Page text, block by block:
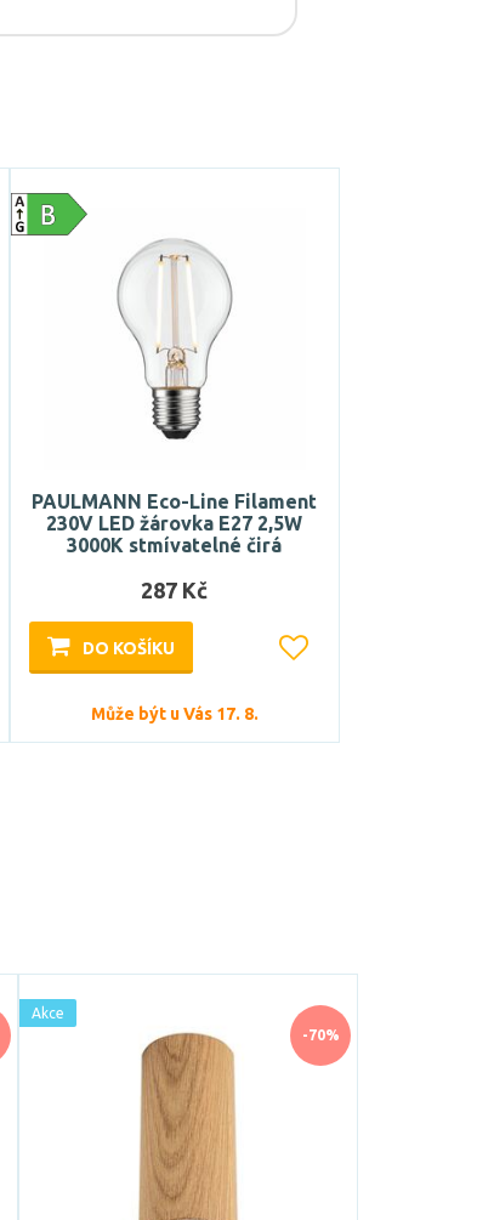
PAULMANN Eco-Line Filament
230V LED žárovka E27 2,5W
3000K stmívatelné čirá
287 Kč
DO KOŠÍKU
Může být u Vás 17. 8.
-70%
Akce